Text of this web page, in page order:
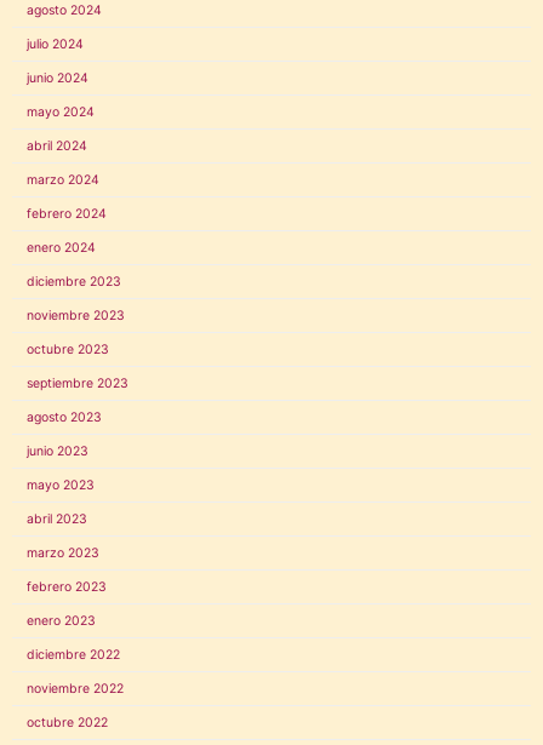
agosto 2024
julio 2024
junio 2024
mayo 2024
abril 2024
marzo 2024
febrero 2024
enero 2024
diciembre 2023
noviembre 2023
octubre 2023
septiembre 2023
agosto 2023
junio 2023
mayo 2023
abril 2023
marzo 2023
febrero 2023
enero 2023
diciembre 2022
noviembre 2022
octubre 2022